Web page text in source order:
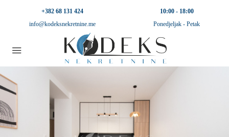
+382 68 131 424
info@kodeksnekretnine.me
10:00 - 18:00
Ponedjeljak - Petak